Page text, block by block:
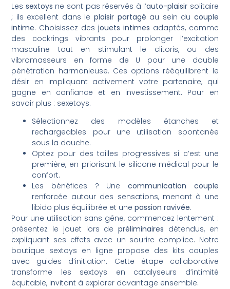
Les sextoys ne sont pas réservés à l’auto-plaisir solitaire
; ils excellent dans le plaisir partagé au sein du couple
intime. Choisissez des jouets intimes adaptés, comme
des cockrings vibrants pour prolonger l’excitation
masculine tout en stimulant le clitoris, ou des
vibromasseurs en forme de U pour une double
pénétration harmonieuse. Ces options rééquilibrent le
désir en impliquant activement votre partenaire, qui
gagne en confiance et en investissement. Pour en
savoir plus : sexetoys.
Sélectionnez des modèles étanches et
rechargeables pour une utilisation spontanée
sous la douche.
Optez pour des tailles progressives si c’est une
première, en priorisant le silicone médical pour le
confort.
Les bénéfices ? Une communication couple
renforcée autour des sensations, menant à une
libido plus équilibrée et unepassion ravivée.
Pour une utilisation sans gêne, commencez lentement :
présentez le jouet lors depréliminaires détendus, en
expliquant ses effets avec un sourire complice. Notre
boutique sextoys en ligne propose des kits couples
avec guides d’initiation. Cette étape collaborative
transforme les sextoys en catalyseurs d’intimité
équitable, invitant à explorer davantage ensemble.